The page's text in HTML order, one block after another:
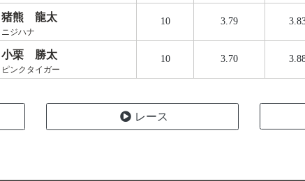
猪熊 龍太
ニジハナ
10 3.79
小栗 勝太
ピンクタイガー
10 3.70
レース